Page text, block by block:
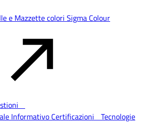
e Mazzette colori Sigma Colour
Informativo Certificazioni Tecnologie